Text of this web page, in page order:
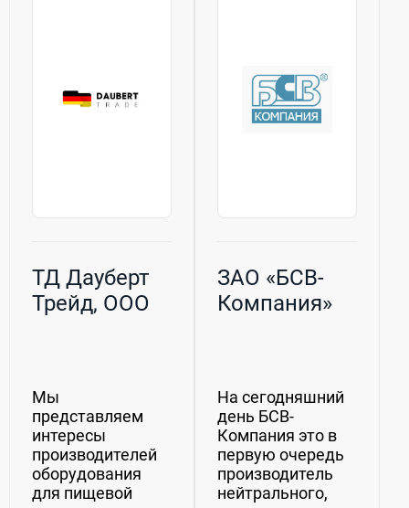
депаллетизаторы...
ТД Дауберт
Трейд, ООО
Мы
представляем
интересы
производителей
оборудования
для пищевой
ЗАО «БСВ-
Компания»
На сегодняшний
день БСВ-
Компания это в
первую очередь
производитель
нейтрального,